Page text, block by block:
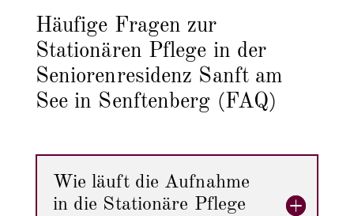
Häufige Fragen zur
Stationären Pflege in der
Seniorenresidenz Sanft am
See in Senftenberg (FAQ)
Wie läuft die Aufnahme
in die Stationäre Pflege